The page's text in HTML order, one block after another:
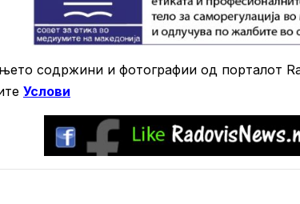
содржини и фотографии од порталот
Услови